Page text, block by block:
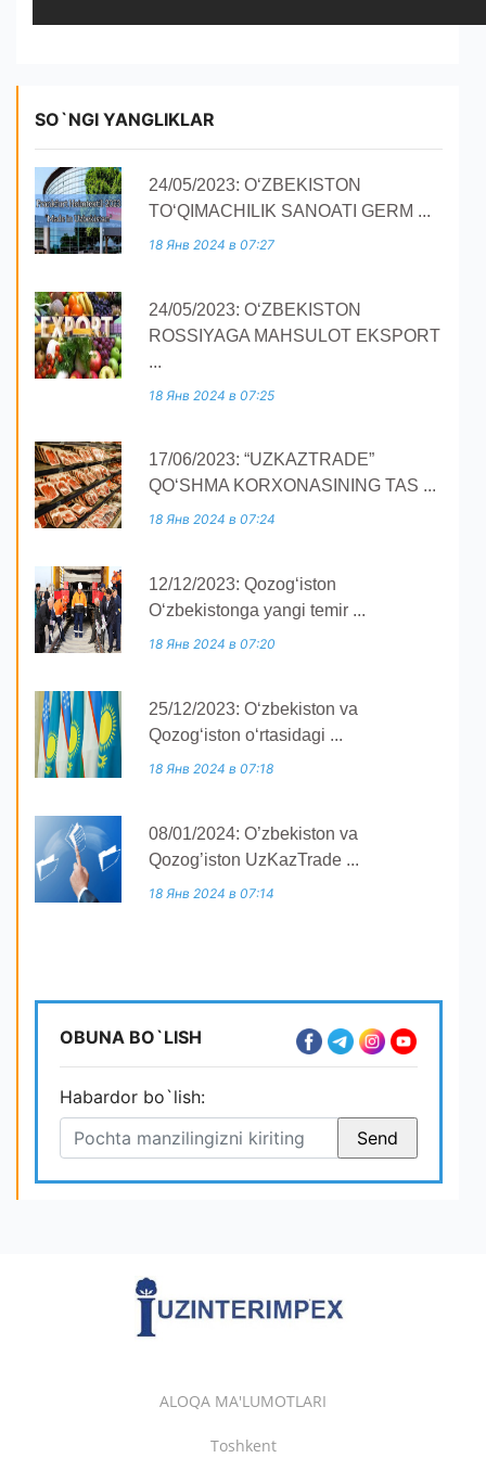
SO`NGI YANGLIKLAR
24/05/2023: O‘ZBEKISTON
TO‘QIMACHILIK SANOATI GERM ...
18 Янв 2024 в 07:27
24/05/2023: O‘ZBEKISTON
ROSSIYAGA MAHSULOT EKSPORT
...
18 Янв 2024 в 07:25
17/06/2023: “UZKAZTRADE”
QOʻSHMA KORXONASINING TAS ...
18 Янв 2024 в 07:24
12/12/2023: Qozogʻiston
Oʻzbekistonga yangi temir ...
18 Янв 2024 в 07:20
25/12/2023: O‘zbekiston va
Qozog‘iston o‘rtasidagi ...
18 Янв 2024 в 07:18
08/01/2024: O’zbekiston va
Qozog’iston UzKazTrade ...
18 Янв 2024 в 07:14
OBUNA BO`LISH
Habardor bo`lish:
ALOQA MA'LUMOTLARI
Toshkent